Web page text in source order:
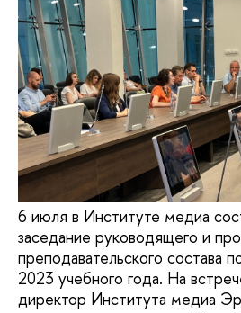
6 июля в Институте медиа
заседание руководящего и
преподавательского состава
2023 учебного года. На
директор Института медиа